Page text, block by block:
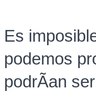
Es
podemos
podrÃ­an